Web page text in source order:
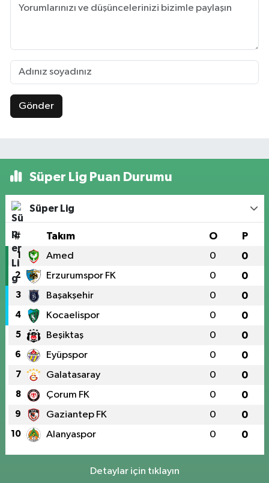
Gönder
Süper Lig Puan Durumu
Süper Lig
# Takım O P
1 Amed 0 0
2 Erzurumspor FK 0 0
3 Başakşehir 0 0
4 Kocaelispor 0 0
5 Beşiktaş 0 0
6 Eyüpspor 0 0
7 Galatasaray 0 0
8 Çorum FK 0 0
9 Gaziantep FK 0 0
10 Alanyaspor 0 0
Detaylar için tıklayın